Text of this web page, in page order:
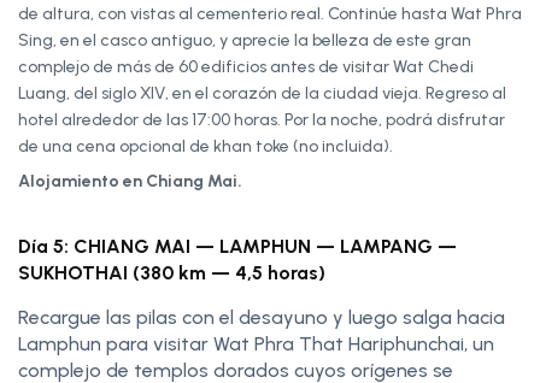
de altura, con vistas al cementerio real. Continúe hasta Wat Phra
Sing, en el casco antiguo, y aprecie la belleza de este gran
complejo de más de 60 edificios antes de visitar Wat Chedi
Luang, del siglo XIV, en el corazón de la ciudad vieja. Regreso al
hotel alrededor de las 17:00 horas. Por la noche, podrá disfrutar
de una cena opcional de khan toke (no incluida).
Alojamiento en Chiang Mai.
Día 5: CHIANG MAI — LAMPHUN — LAMPANG —
SUKHOTHAI (380 km — 4,5 horas)
Recargue las pilas con el desayuno y luego salga hacia
Lamphun para visitar Wat Phra That Hariphunchai, un
complejo de templos dorados cuyos orígenes se